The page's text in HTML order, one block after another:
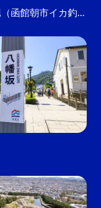
1200円からとリ
供。清潔感あふ
プランも多数あ
元祖活いか釣堀（函館朝市イカ釣り体験）